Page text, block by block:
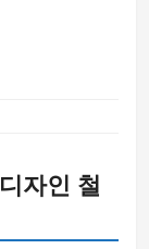
자인 철